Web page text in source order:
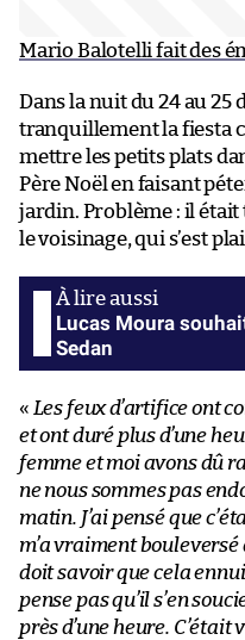
Mario Balotelli fait des
Dans la nuit du 24 au 25
tranquillement la fiesta
mettre les petits plats
Père Noël en faisant
jardin. Problème : il était
le voisinage, qui s’est
Lucas Moura
Sedan
« Les feux d’artifice ont
et ont duré plus d’une
femme et moi avons dû
ne nous sommes pas
matin. J’ai pensé que
m’a vraiment
doit savoir que cela
pense pas qu’il s’en
près d’une heure.